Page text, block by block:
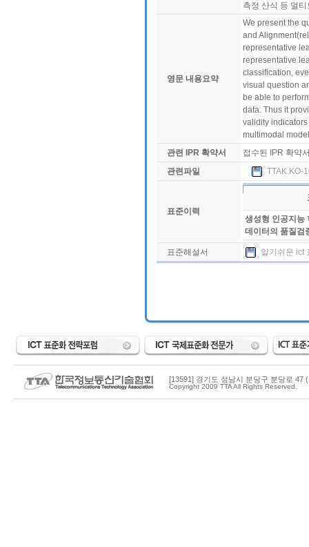
측정 산식 등 멀
영문 내용요약
We present the
and
representative
representative
classification,
visual question
be able to
data. Thus it
validity
multimodal
관련 IPR 확약서
접수된 IPR 확약
관련파일
TTAK.KO-
표준이력
생성형 인공지능
데이터의 품질검
표준해설서 알기쉬운 ict
[13591] 경기도 성남시 분당구 분당로 47
Copyright 2009 TTA All Rights Reserved.